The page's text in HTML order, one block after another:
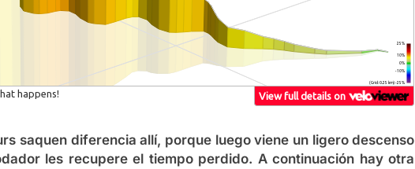
saquen diferencia allí, porque luego viene un ligero descenso
les recupere el tiempo perdido. A continuación hay otra